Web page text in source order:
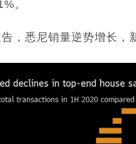
。
悉尼销量逆势增长，